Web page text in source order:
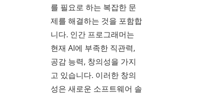
를 필요로 하는 복잡한 문
제를 해결하는 것을 포함합
니다. 인간 프로그래머는
현재 AI에 부족한 직관력,
공감 능력, 창의성을 가지
고 있습니다. 이러한 창의
성은 새로운 소프트웨어 솔